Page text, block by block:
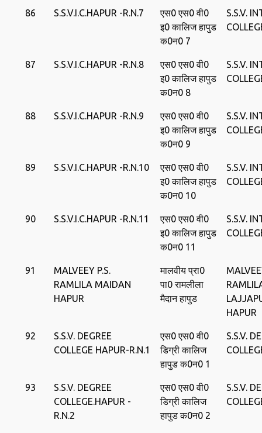
86 S.S.V.I.C.HAPUR -R.N.7
एस0 एस0 वी0
इ0 कालिज हापुड
क0न0 7
S.S.V.
87 S.S.V.I.C.HAPUR -R.N.8
एस0 एस0 वी0
इ0 कालिज हापुड
क0न0 8
S.S.V.
88 S.S.V.I.C.HAPUR -R.N.9
एस0 एस0 वी0
इ0 कालिज हापुड
क0न0 9
S.S.V.
89 S.S.V.I.C.HAPUR -R.N.10
एस0 एस0 वी0
इ0 कालिज हापुड
क0न0 10
S.S.V.
90 S.S.V.I.C.HAPUR -R.N.11
एस0 एस0 वी0
इ0 कालिज हापुड
क0न0 11
S.S.V.
91
MALVEEY P.S.
RAMLILA MAIDAN
HAPUR
मालवीय प्रा0
पा0 रामलीला
मैदान हापुड
HAPUR
92
S.S.V. DEGREE
COLLEGE HAPUR-R.N.1
एस0 एस0 वी0
डिग्री कालिज
हापुड क0न0 1
S.S.V.
93
S.S.V. DEGREE
COLLEGE.HAPUR -
R.N.2
एस0 एस0 वी0
डिग्री कालिज
हापुड क0न0 2
S.S.V.